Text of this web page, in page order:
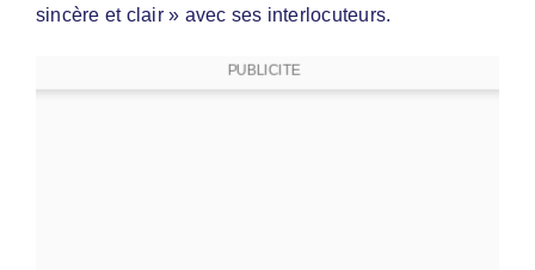
sincère et clair » avec ses interlocuteurs.
PUBLICITE